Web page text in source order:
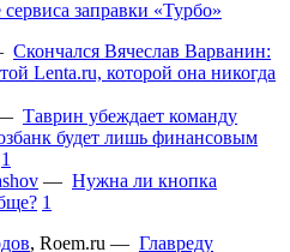
заправки «Турбо»
Скончался Вячеслав Варванин:
Lenta.ru, которой она никогда
Таврин убеждает команду
будет лишь финансовым
1
— Нужна ли кнопка
1
, Roem.ru — Главреду